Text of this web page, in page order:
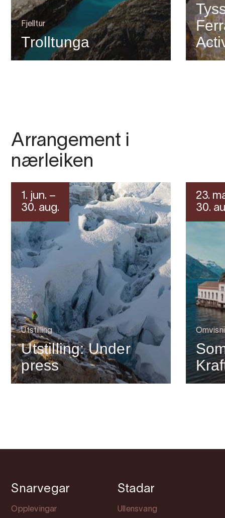
Fjelltur
Trolltunga
Arrangement i
nærleiken
1. jun. –
30. aug.
Utstilling
Utstilling: Under
press
23.
30.
Snarvegar
Opplevingar
Stadar
Ullensvang